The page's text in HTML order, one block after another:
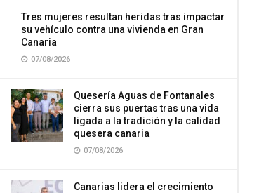
Tres mujeres resultan heridas tras impactar
su vehículo contra una vivienda en Gran
Canaria
07/08/2026
Quesería Aguas de Fontanales
cierra sus puertas tras una vida
ligada a la tradición y la calidad
quesera canaria
07/08/2026
Canarias lidera el crecimiento